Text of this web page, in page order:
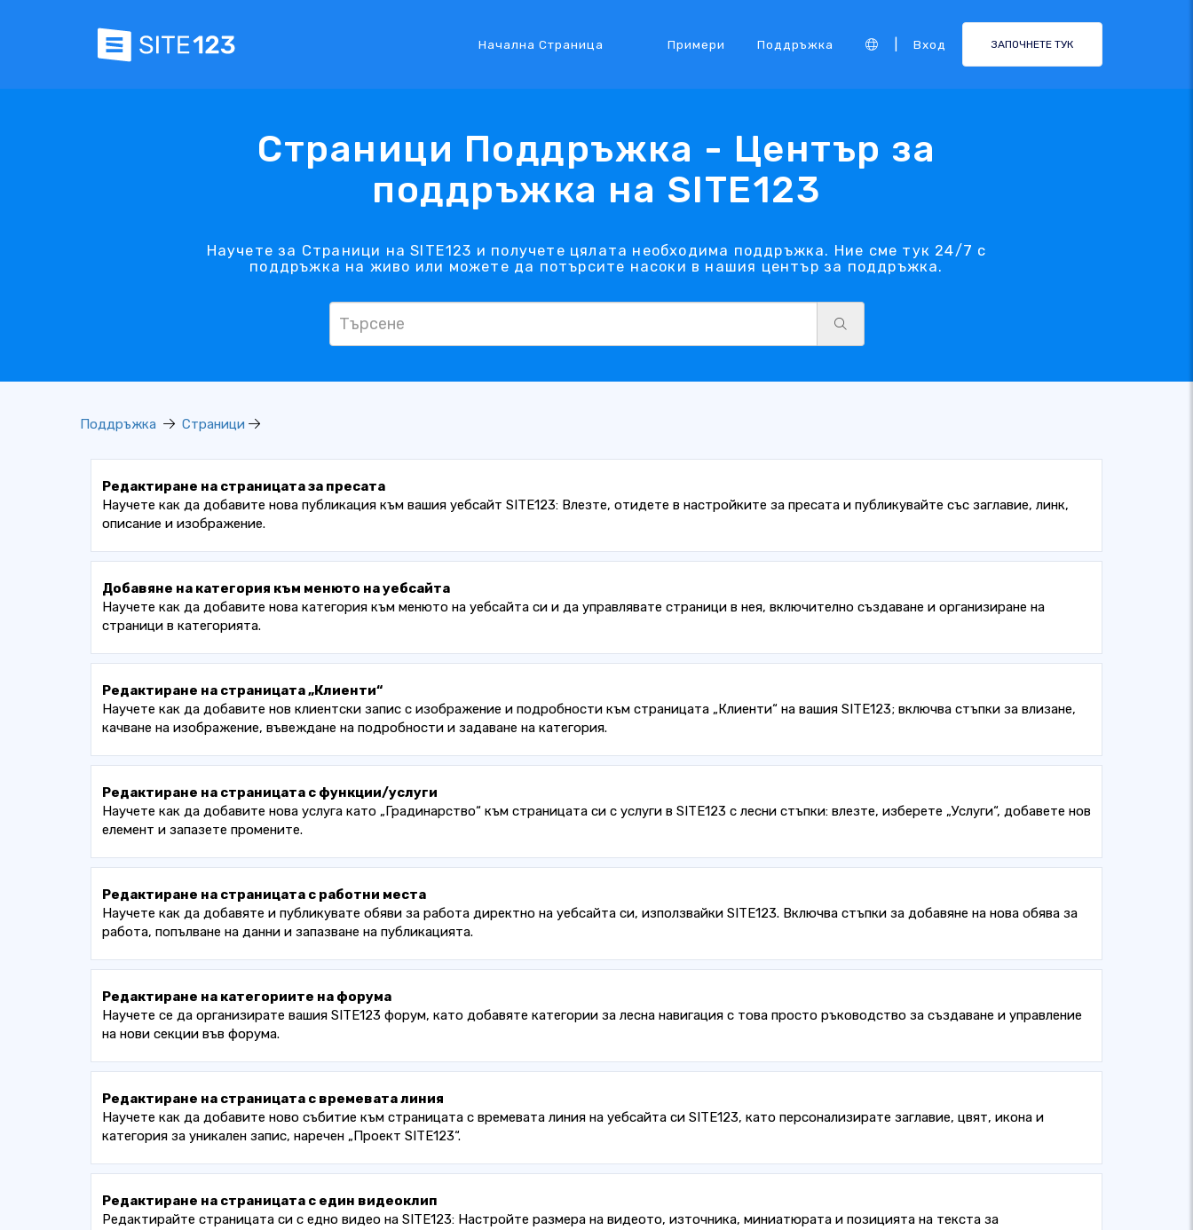
Начална Страница Примери Поддръжка Вход ЗАПОЧНЕТЕ ТУК
Страници Поддръжка - Център за
поддръжка на SITE123
Научете за Страници на SITE123 и получете цялата необходима поддръжка. Ние сме тук 24/7 с
поддръжка на живо или можете да потърсите насоки в нашия център за поддръжка.
Поддръжка Страници
Редактиране на страницата за пресата
Научете как да добавите нова публикация към вашия уебсайт SITE123: Влезте, отидете в настройките за пресата и публикувайте със заглавие, линк,
описание и изображение.
Добавяне на категория към менюто на уебсайта
Научете как да добавите нова категория към менюто на уебсайта си и да управлявате страници в нея, включително създаване и организиране на
страници в категорията.
Редактиране на страницата „Клиенти“
Научете как да добавите нов клиентски запис с изображение и подробности към страницата „Клиенти“ на вашия SITE123; включва стъпки за влизане,
качване на изображение, въвеждане на подробности и задаване на категория.
Редактиране на страницата с функции/услуги
Научете как да добавите нова услуга като „Градинарство“ към страницата си с услуги в SITE123 с лесни стъпки: влезте, изберете „Услуги“, добавете нов
елемент и запазете промените.
Редактиране на страницата с работни места
Научете как да добавяте и публикувате обяви за работа директно на уебсайта си, използвайки SITE123. Включва стъпки за добавяне на нова обява за
работа, попълване на данни и запазване на публикацията.
Редактиране на категориите на форума
Научете се да организирате вашия SITE123 форум, като добавяте категории за лесна навигация с това просто ръководство за създаване и управление
на нови секции във форума.
Редактиране на страницата с времевата линия
Научете как да добавите ново събитие към страницата с времевата линия на уебсайта си SITE123, като персонализирате заглавие, цвят, икона и
категория за уникален запис, наречен „Проект SITE123“.
Редактиране на страницата с един видеоклип
Редактирайте страницата си с едно видео на SITE123: Настройте размера на видеото, източника, миниатюрата и позицията на текста за